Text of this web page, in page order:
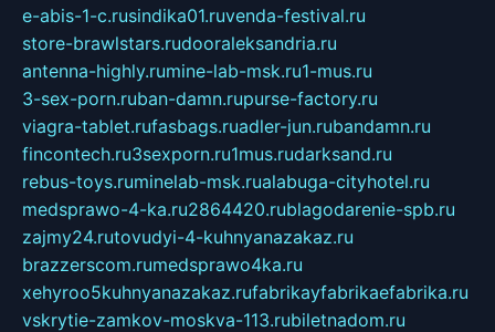
e-abis-1-c.rusindika01.ruvenda-festival.ru
store-brawlstars.rudooraleksandria.ru
antenna-highly.rumine-lab-msk.ru1-mus.ru
3-sex-porn.ruban-damn.rupurse-factory.ru
viagra-tablet.rufasbags.ruadler-jun.rubandamn.ru
fincontech.ru3sexporn.ru1mus.rudarksand.ru
rebus-toys.ruminelab-msk.rualabuga-cityhotel.ru
medsprawo-4-ka.ru2864420.rublagodarenie-spb.ru
zajmy24.rutovudyi-4-kuhnyanazakaz.ru
brazzerscom.rumedsprawo4ka.ru
xehyroo5kuhnyanazakaz.rufabrikayfabrikaefabrika.ru
vskrytie-zamkov-moskva-113.rubiletnadom.ru